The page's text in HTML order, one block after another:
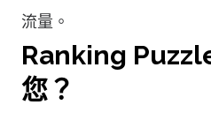
流量。
Ranking
您？